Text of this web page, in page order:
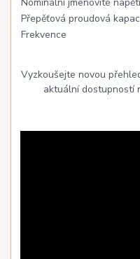
Přepěťová proudová
Frekvence
Vyzkoušejte novou
aktuální dostupností